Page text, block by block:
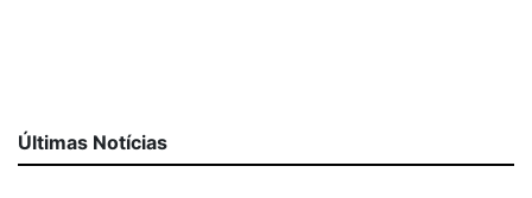
Últimas Notícias